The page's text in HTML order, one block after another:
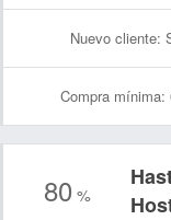
Nuevo cliente:
Compra mínima:
80 %